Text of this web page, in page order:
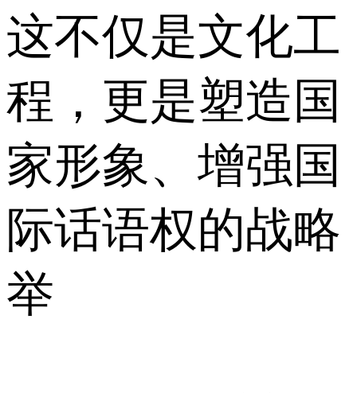
这不仅是文化工
程，更是塑造国
家形象、增强国
际话语权的战略
举